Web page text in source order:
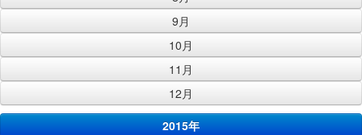
9月
10月
11月
12月
2015年